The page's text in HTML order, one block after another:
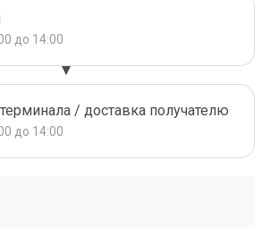
до 14:00
/ доставка получателю
до 14:00